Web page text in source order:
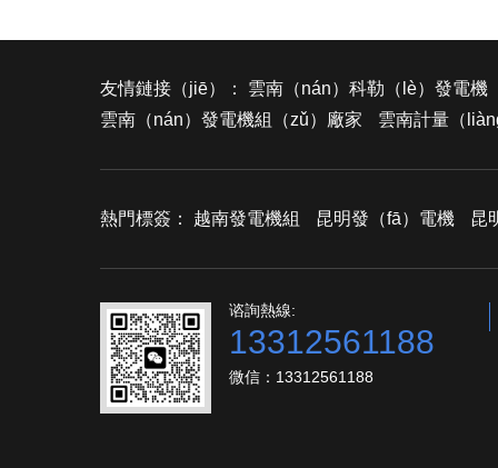
友情鏈接（jiē）：
雲南（nán）科勒（lè）發電機
雲南（nán）發電機組（zǔ）廠家
雲南計量（
熱門標簽： 越南發電機組 昆明發（fā）電機 昆
谘詢熱線:
13312561188
微信：13312561188